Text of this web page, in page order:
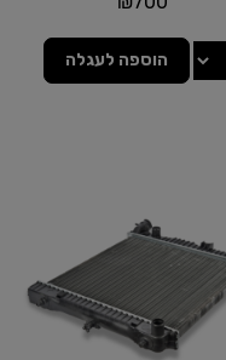
הוספה לעגלה